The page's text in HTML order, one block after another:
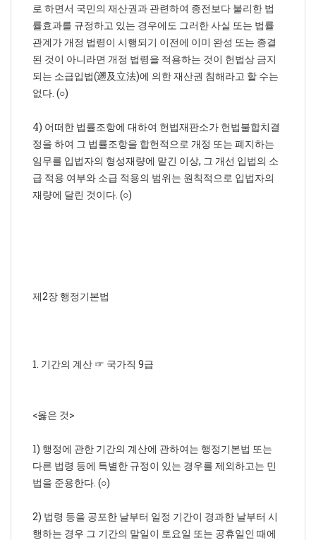
로 하면서 국민의 재산권과 관련하여 종전보다 불리한 법
률효과를 규정하고 있는 경우에도 그러한 사실 또는 법률
관계가 개정 법령이 시행되기 이전에 이미 완성 또는 종결
된 것이 아니라면 개정 법령을 적용하는 것이 헌법상 금지
되는 소급입법(遡及立法)에 의한 재산권 침해라고 할 수는
없다. (○)
4) 어떠한 법률조항에 대하여 헌법재판소가 헌법불합치결
정을 하여 그 법률조항을 합헌적으로 개정 또는 폐지하는
임무를 입법자의 형성재량에 맡긴 이상, 그 개선 입법의 소
급 적용 여부와 소급 적용의 범위는 원칙적으로 입법자의
재량에 달린 것이다. (○)
제2장 행정기본법
1. 기간의 계산 ☞ 국가직 9급
<옳은 것>
1) 행정에 관한 기간의 계산에 관하여는 행정기본법 또는
다른 법령 등에 특별한 규정이 있는 경우를 제외하고는 민
법을 준용한다. (○)
2) 법령 등을 공포한 날부터 일정 기간이 경과한 날부터 시
행하는 경우 그 기간의 말일이 토요일 또는 공휴일인 때에